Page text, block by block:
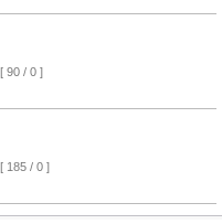
[ 90 / 0 ]
[ 185 / 0 ]